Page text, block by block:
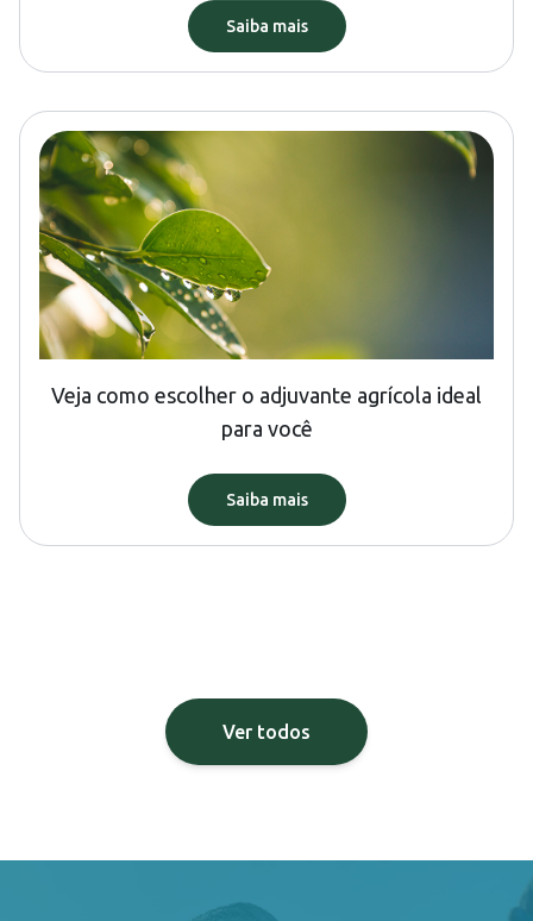
Saiba mais
Veja como escolher o adjuvante agrícola ideal
para você
Saiba mais
Ver todos